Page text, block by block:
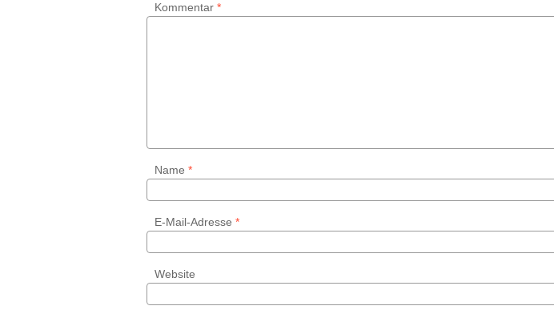
Kommentar *
Name *
E-Mail-Adresse *
Website